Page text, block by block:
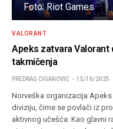
Foto: Riot Games
VALORANT
Apeks zatvara Valorant
takmičenja
PREDRAG CIGANOVIC 15/10/2025
Norveška organizacija
diviziju, čime se povlači iz
aktivnog učešća. Kao glavni